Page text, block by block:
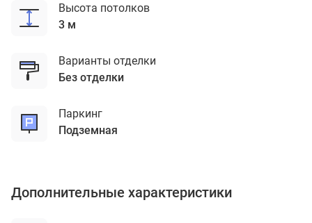
Высота потолков
3 м
Варианты отделки
без отделки
Паркинг
подземная
Дополнительные характеристики